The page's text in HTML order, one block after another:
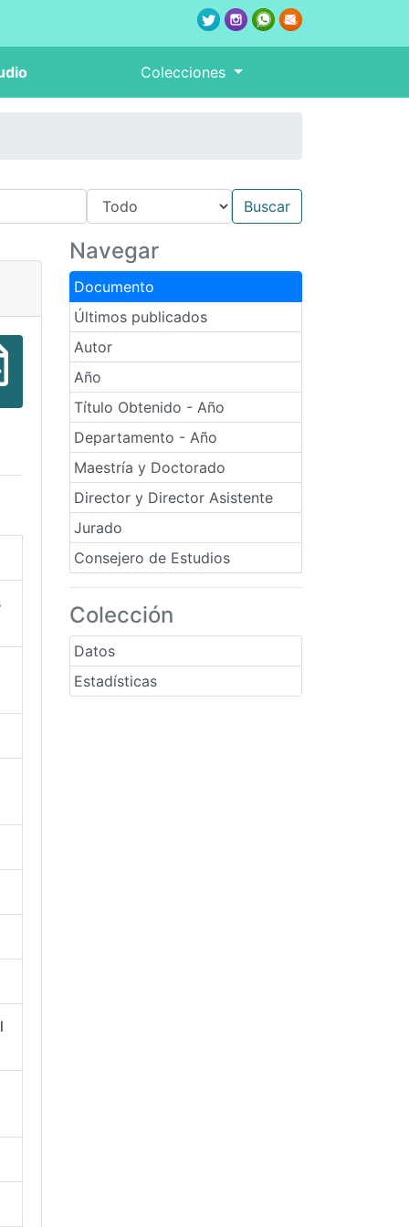
Colecciones
Navegar
Documento
Últimos publicados
Autor
Año
Título Obtenido - Año
Departamento - Año
Maestría y Doctorado
Director y Director Asistente
Jurado
Consejero de Estudios
Colección
Datos
Estadísticas